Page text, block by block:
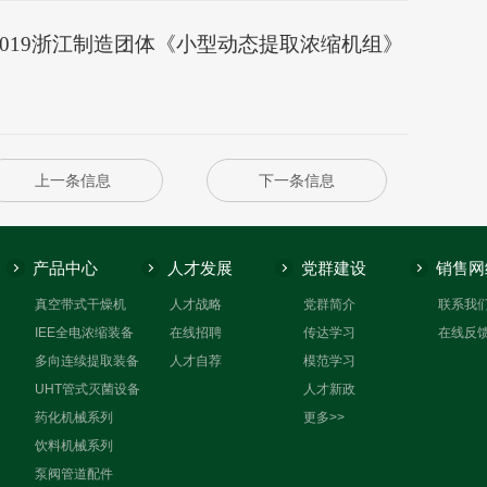
浙江制造团体《小型动态提取浓缩机组》
下一条信息
上一条信息
产品中心
真空带式干燥机
IEE全电浓缩装备
多向连续提取装备
UHT管式灭菌设备
药化机械系列
饮料机械系列
泵阀管道配件
人才发展
人才战略
在线招聘
人才自荐
党群建设
党群简介
传达学习
模范学习
人才新政
更多>>
销售
联系我
在线反